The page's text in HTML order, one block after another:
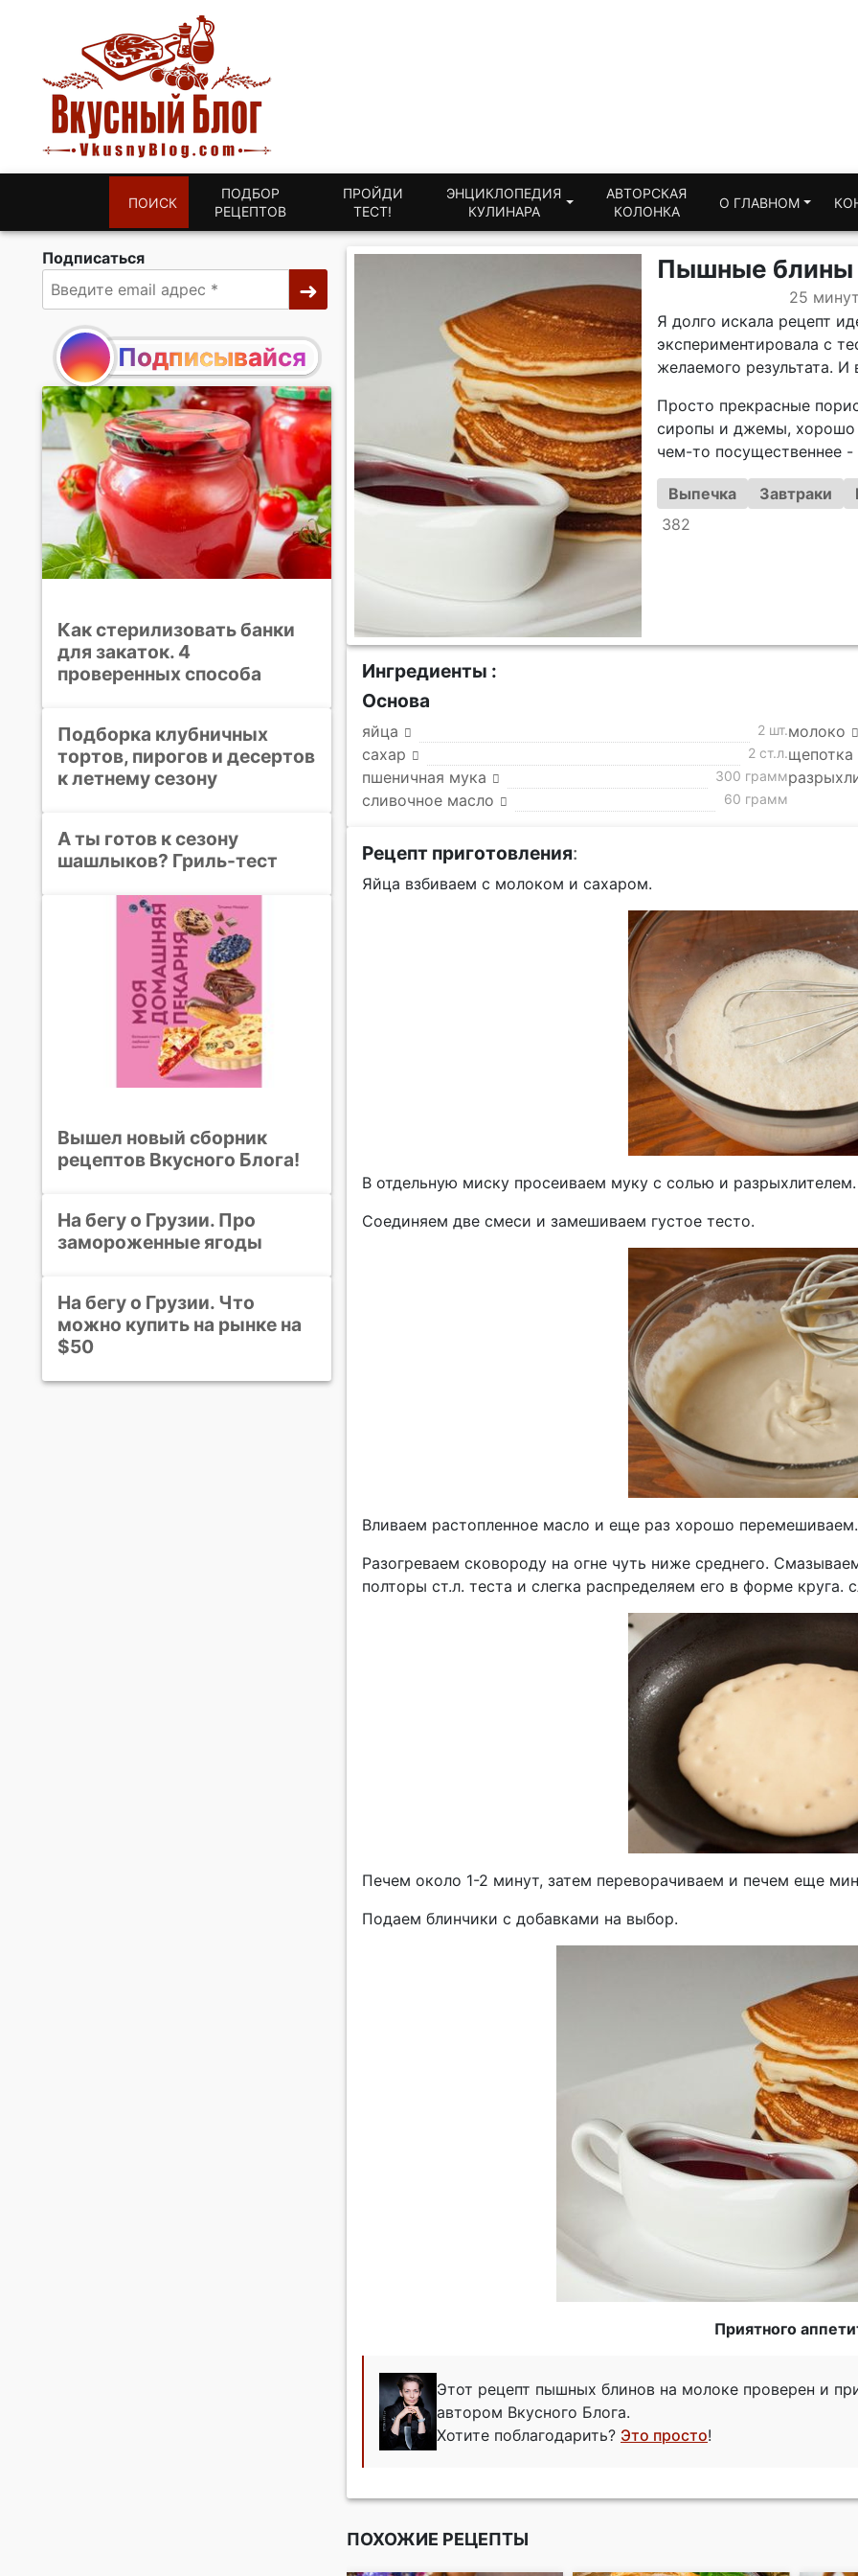
ПОИСК
ПОДБОР
РЕЦЕПТОВ
ПРОЙДИ
ТЕСТ!
ЭНЦИКЛОПЕДИЯ
КУЛИНАРА
АВТОРСКАЯ
КОЛОНКА
О ГЛАВНОМ
Пышные блины
25
Я долго искала рецепт
экспериментировала с
желаемого результата.
Просто прекрасные
сиропы и джемы, хорошо
чем-то посущественнее
Выпечка Завтраки
382
Ингредиенты :
Основа
яйца 2 шт.молоко
сахар
2 ст.л.щепотка
пшеничная мука
300 грамм
сливочное масло
60 грамм
Рецепт приготовления:
Яйца взбиваем с молоком и сахаром.
В отдельную миску просеиваем муку с солью и разрыхлителем.
Соединяем две смеси и замешиваем густое тесто.
Вливаем растопленное масло и еще раз хорошо
Разогреваем сковороду на огне чуть ниже среднего.
полторы ст.л. теста и слегка распределяем его в форме
Печем около 1-2 минут, затем переворачиваем и печем еще
Подаем блинчики с добавками на выбор.
Приятного
Этот рецепт пышных блинов на молоке проверен и
автором Вкусного Блога.
Хотите поблагодарить? Это просто!
ПОХОЖИЕ РЕЦЕПТЫ
Подписаться
Подписывайся
Как стерилизовать банки
для закаток. 4
проверенных способа
Подборка клубничных
тортов, пирогов и десертов
к летнему сезону
А ты готов к сезону
шашлыков? Гриль-тест
Вышел новый сборник
рецептов Вкусного Блога!
На бегу о Грузии. Про
замороженные ягоды
На бегу о Грузии. Что
можно купить на рынке на
$50